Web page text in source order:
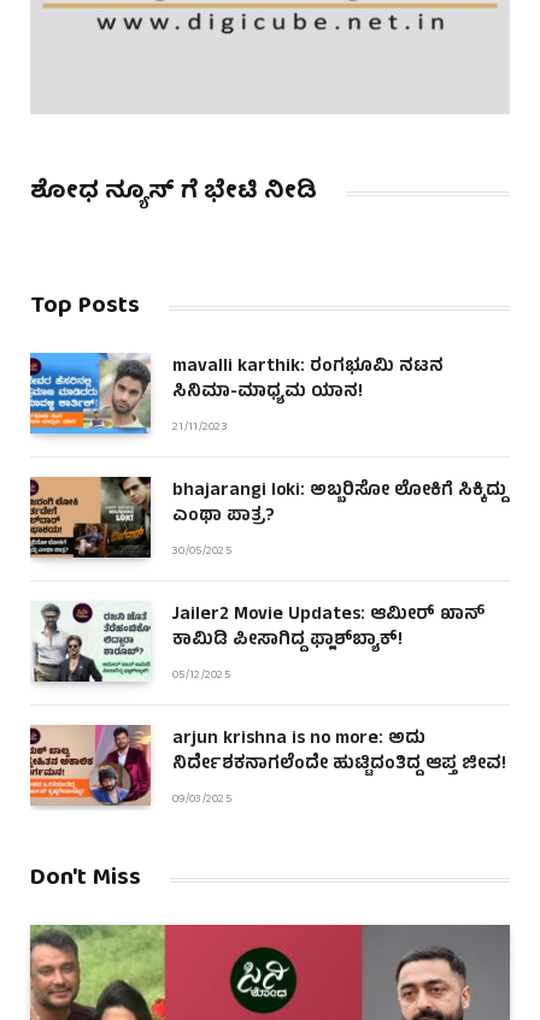
ಶೋಧ ನ್ಯೂಸ್ ಗೆ ಭೇಟಿ ನೀಡಿ
Top Posts
mavalli karthik: ರಂಗಭೂಮಿ ನಟನ
ಸಿನಿಮಾ-ಮಾಧ್ಯಮ ಯಾನ!
21/11/2023
bhajarangi loki: ಅಬ್ಬರಿಸೋ ಲೋಕಿಗೆ ಸಿಕ್ಕಿದ್ದು
ಎಂಥಾ ಪಾತ್ರ?
30/05/2025
Jailer2 Movie Updates: ಆಮೀರ್ ಖಾನ್
ಕಾಮಿಡಿ ಪೀಸಾಗಿದ್ದ ಫ್ಲಾಶ್‌ಬ್ಯಾಕ್!
05/12/2025
arjun krishna is no more: ಅದು
ನಿರ್ದೇಶಕನಾಗಲೆಂದೇ ಹುಟ್ಟಿದಂತಿದ್ದ ಆಪ್ತ ಜೀವ!
09/03/2025
Don't Miss